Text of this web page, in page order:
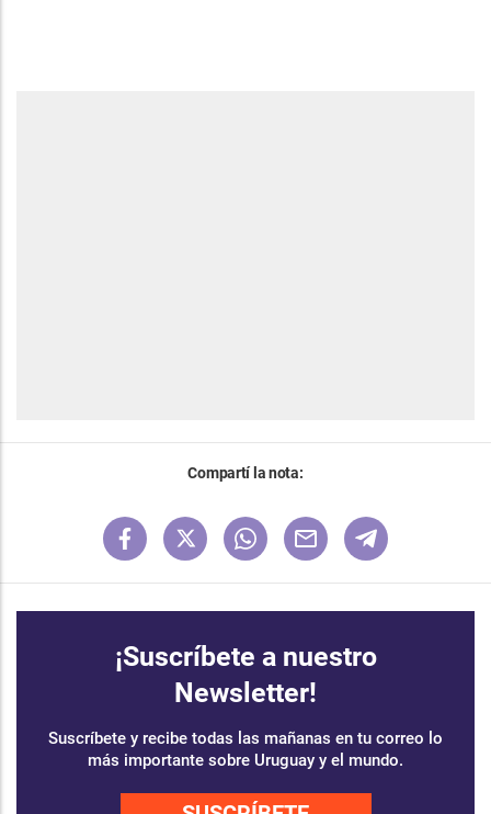
Compartí la nota:
¡Suscríbete a nuestro
Newsletter!
Suscríbete y recibe todas las mañanas en tu correo lo
más importante sobre Uruguay y el mundo.